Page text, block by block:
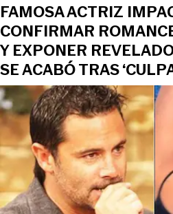
FAMOSA ACTRIZ
CONFIRMAR
Y EXPONER
SE ACABÓ TRAS